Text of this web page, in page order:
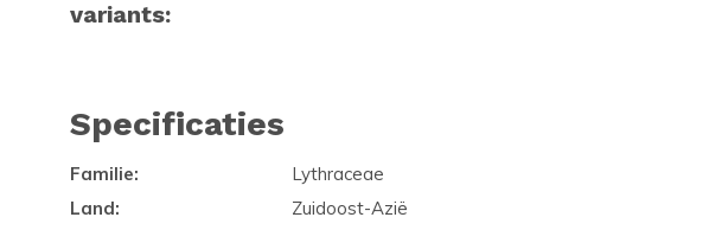
variants:
Specificaties
Familie:
Lythraceae
Land:
Zuidoost-Azië